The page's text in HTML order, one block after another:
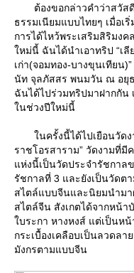
ต้องขอกล่าวคำว่าสวัสดี
ธรรมเนียมแบบไทยๆ เมื่อเ
การได้ไหว้พระเสริมสิริมง
หม่นี้ ฉันได้นำเอาทริป “เลี
เก่า(จอมทอง-บางขุนเทียน
นัท จุลภัสสร พนมวัน ณ อยุธ
ฉันได้ไปร่วมทริปมาฝากกัน
นช่วงปีใหม่นี้
นครั้งนี้ได้ไปเยือนวัดงา
ราชโอรสาราม” วัดงามที่มี
ห่งนี้เป็นวัดประจำรัชกาลข
รัชกาลที่ 3 และยังเป็นวัดต
สไตล์แบบจีนและนิยมนำม
สไตล์จีน สังเกตได้จากหน้
บระกา หางหงส์ แต่เป็นห
กระเบื้องเคลือบเป็นลวดล
มังกรตามแบบจีน